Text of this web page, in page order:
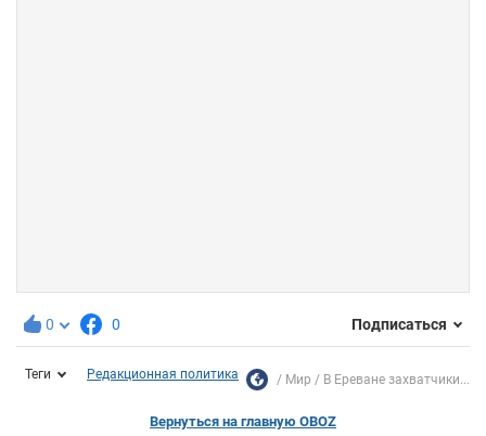
0 0 Подписаться
Теги Редакционная политика Мир В Ереване захватчики...
Вернуться на главную OBOZ